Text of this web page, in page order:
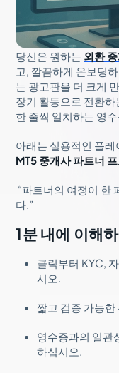
당신은 원하는 외환
고, 깔끔하게 온보딩
는 광고판을 더 크게
장기 활동으로 전환
한 줄씩 일치하는 영
아래는 실용적인 플레
MT5 중개사 파트너
“파트너의 여정이 한
다.”
1분 내에 이해
클릭부터 KYC,
시오.
짧고 검증 가능
영수증과의 일관
하십시오.